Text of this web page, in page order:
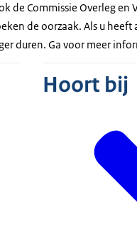
de Commissie Overleg
de oorzaak. Als u
duren. Ga voor meer
Hoort bij